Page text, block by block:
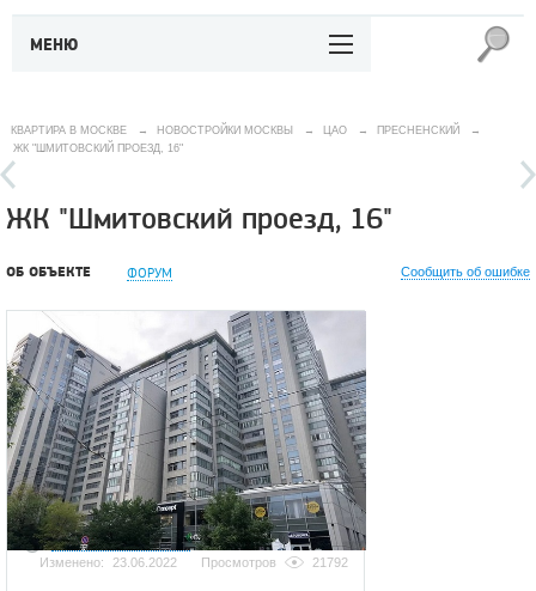
МЕНЮ
КВАРТИРА В МОСКВЕ → НОВОСТРОЙКИ МОСКВЫ → ЦАО → ПРЕСНЕНСКИЙ
→
ЖК "ШМИТОВСКИЙ ПРОЕЗД, 16"
ЖК "Шмитовский проезд, 16"
ОБ ОБЪЕКТЕ ФОРУМ Сообщить об ошибке
Добавить фотографию
Изменено:
23.06.2022 Просмотров 21792